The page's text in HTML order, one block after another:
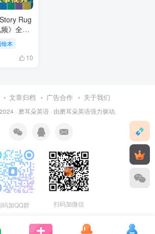
Rug
》全
带英
！
绘本
10
文章归档 广告合作 关于我们
· 磨耳朵英语 · 由磨耳朵英语强力驱动.
码加QQ群 扫码加微信